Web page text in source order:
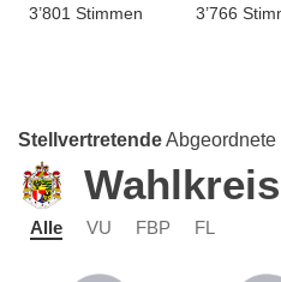
3’801 Stimmen 3’766
StellvertretendeAbgeordnete
Alle VU FBP FL